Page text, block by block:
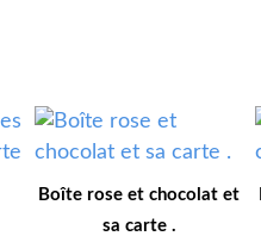
Boîte rose et chocolat et
sa carte .